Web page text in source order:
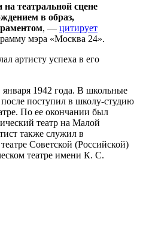
театральной сцене
в образ,
, — цитирует
мэра «Москва 24».
артисту успеха в его
1942 года. В школьные
поступил в школу-студию
По ее окончании был
театр на Малой
также служил в
Советской (Российской)
театре имени К. С.